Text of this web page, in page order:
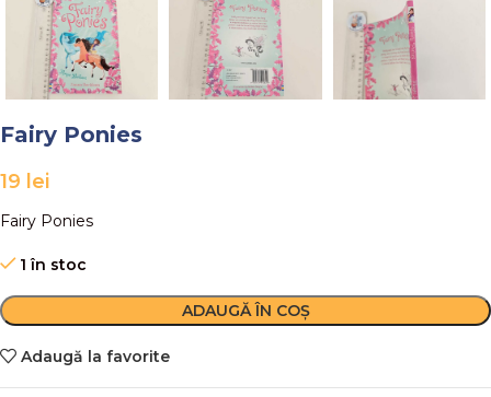
Fairy Ponies
19 lei
Fairy Ponies
1 în stoc
ADAUGĂ ÎN COȘ
Adaugă la favorite